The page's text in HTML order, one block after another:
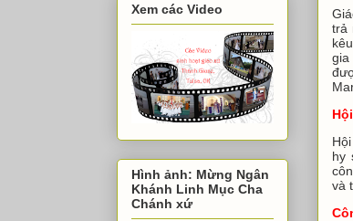
trả
gia
hy
và
Xem các Video
Hình ảnh: Mừng Ngân
Khánh Linh Mục Cha
Chánh xứ